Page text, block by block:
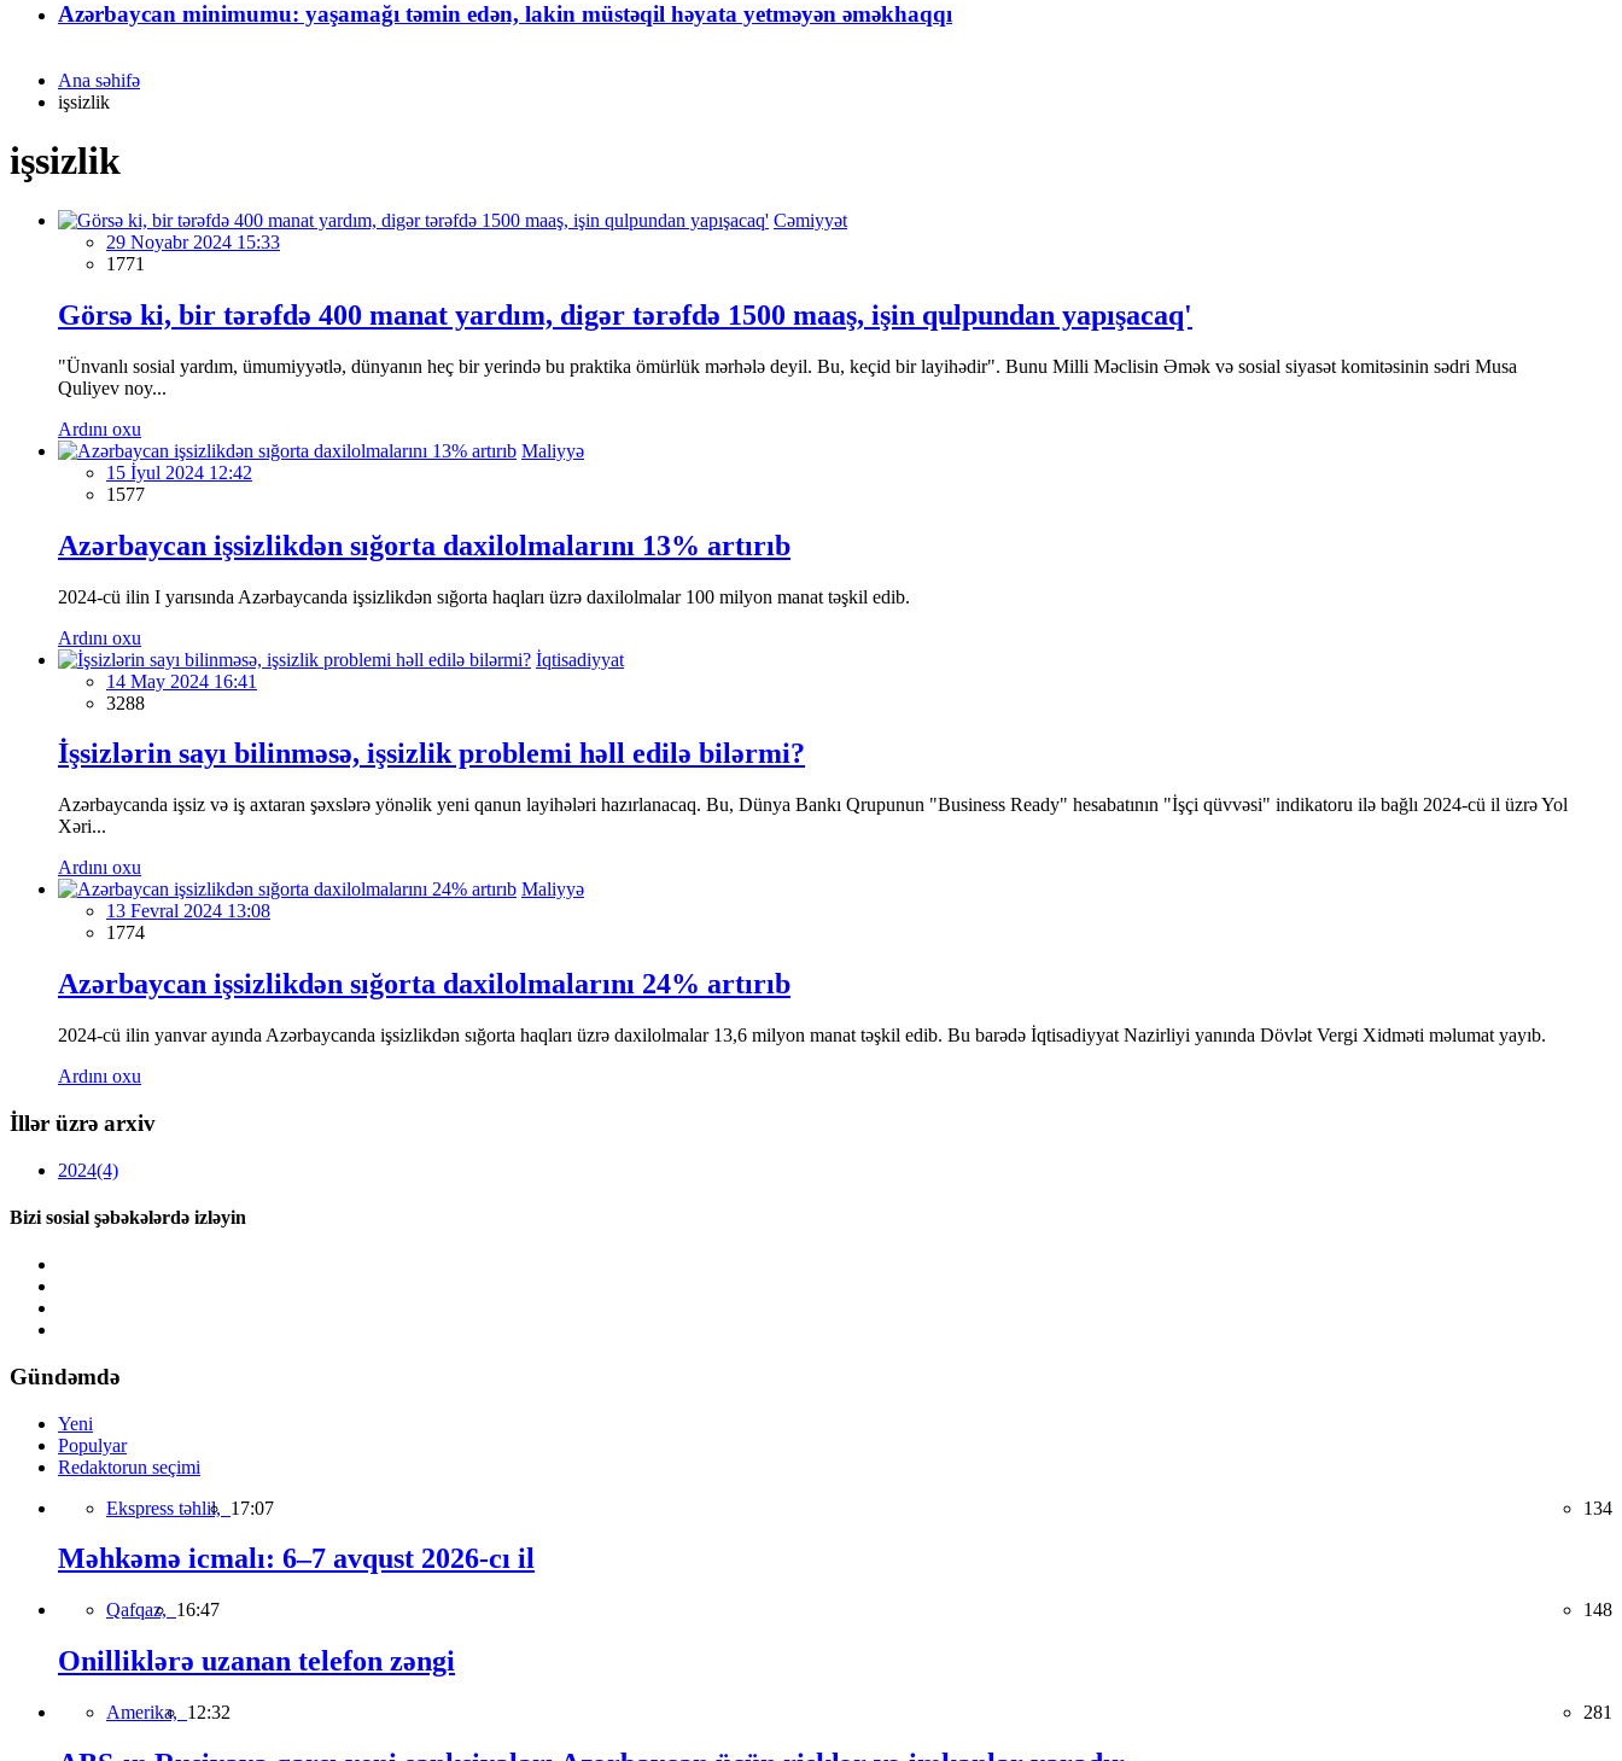
Azərbaycan minimumu: yaşamağı təmin edən, lakin müstəqil həyata yetməyən əməkhaqqı
Ana səhifə
işsizlik
işsizlik
Cəmiyyət
29 Noyabr 2024 15:33
1771
Görsə ki, bir tərəfdə 400 manat yardım, digər tərəfdə 1500 maaş, işin qulpundan yapışacaq'
"Ünvanlı sosial yardım, ümumiyyətlə, dünyanın heç bir yerində bu praktika ömürlük mərhələ deyil. Bu, keçid bir layihədir". Bunu Milli Məclisin Əmək və sosial siyasət komitəsinin sədri Musa
Quliyev noy...
Ardını oxu
Maliyyə
15 İyul 2024 12:42
1577
Azərbaycan işsizlikdən sığorta daxilolmalarını 13% artırıb
2024-cü ilin I yarısında Azərbaycanda işsizlikdən sığorta haqları üzrə daxilolmalar 100 milyon manat təşkil edib.
Ardını oxu
İqtisadiyyat
14 May 2024 16:41
3288
İşsizlərin sayı bilinməsə, işsizlik problemi həll edilə bilərmi?
Azərbaycanda işsiz və iş axtaran şəxslərə yönəlik yeni qanun layihələri hazırlanacaq. Bu, Dünya Bankı Qrupunun "Business Ready" hesabatının "İşçi qüvvəsi" indikatoru ilə bağlı 2024-cü il üzrə Yol
Xəri...
Ardını oxu
Maliyyə
13 Fevral 2024 13:08
1774
Azərbaycan işsizlikdən sığorta daxilolmalarını 24% artırıb
2024-cü ilin yanvar ayında Azərbaycanda işsizlikdən sığorta haqları üzrə daxilolmalar 13,6 milyon manat təşkil edib. Bu barədə İqtisadiyyat Nazirliyi yanında Dövlət Vergi Xidməti məlumat yayıb.
Ardını oxu
İllər üzrə arxiv
2024(4)
Bizi sosial şəbəkələrdə izləyin
Gündəmdə
Yeni
Populyar
Redaktorun seçimi
Ekspress təhlil, 17:07 134
Məhkəmə icmalı: 6–7 avqust 2026-cı il
Qafqaz, 16:47 148
Onilliklərə uzanan telefon zəngi
Amerika, 12:32 281